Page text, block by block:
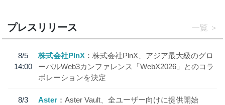
プレスリリース 一覧
8/5
14:00
株式会社PlnX
株式会社PlnX、アジア最大級のグロ
ーバルWeb3カンファレンス「WebX2026」とのコラ
ボレーションを決定
8/3
Aster Aster Vault、全ユーザー向けに提供開始